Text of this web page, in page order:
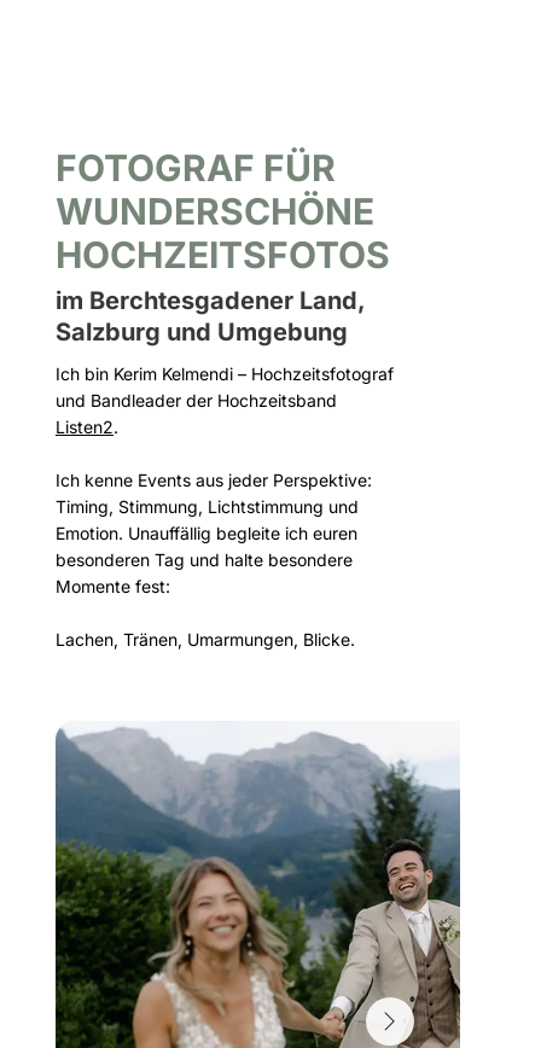
FOTOGRAF FÜR
WUNDERSCHÖNE
HOCHZEITSFOTOS
im Berchtesgadener Land,
Salzburg und Umgebung
Ich bin Kerim Kelmendi – Hochzeitsfotograf
und Bandleader der Hochzeitsband
Listen2.
Ich kenne Events aus jeder Perspektive:
Timing, Stimmung, Lichtstimmung und
Emotion. Unauffällig begleite ich euren
besonderen Tag und halte besondere
Momente fest:
Lachen, Tränen, Umarmungen, Blicke.